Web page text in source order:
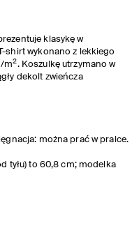
klasykę w
shirt wykonano z lekkiego
m2. Koszulkę utrzymano w
dekolt zwieńcza
można prać w pralce.
tyłu) to 60,8 cm; modelka